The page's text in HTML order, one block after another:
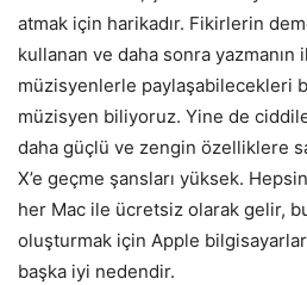
atmak için harikadır. Fikirlerin
kullanan ve daha sonra yazmanın
müzisyenlerle paylaşabilecekleri
müzisyen biliyoruz. Yine de
daha güçlü ve zengin özelliklere
X’e geçme şansları yüksek.
her Mac ile ücretsiz olarak gelir,
oluşturmak için Apple
başka iyi nedendir.